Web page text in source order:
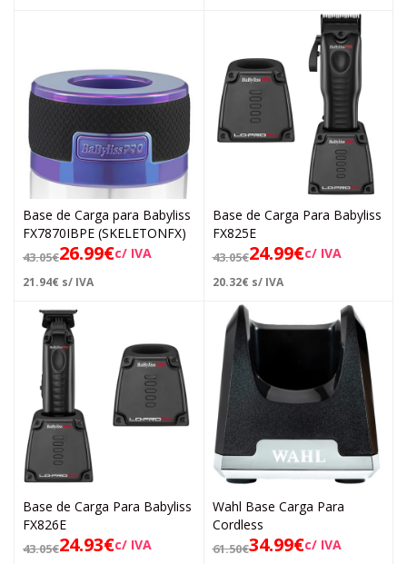
Base de Carga para Babyliss
FX7870IBPE (SKELETONFX)
43.05€26.99€c/ IVA
21.94€ s/ IVA
Base de Carga Para Babyliss
FX825E
43.05€24.99€c/ IVA
20.32€ s/ IVA
Base de Carga Para Babyliss
FX826E
43.05€24.93€c/ IVA
Wahl Base Carga Para
Cordless
61.50€34.99€c/ IVA